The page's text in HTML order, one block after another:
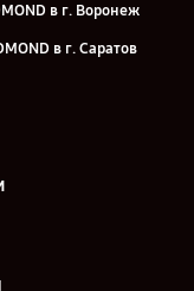
в г. Воронеж
в г. Саратов
в г. Киров
в г. Санкт-Петербург